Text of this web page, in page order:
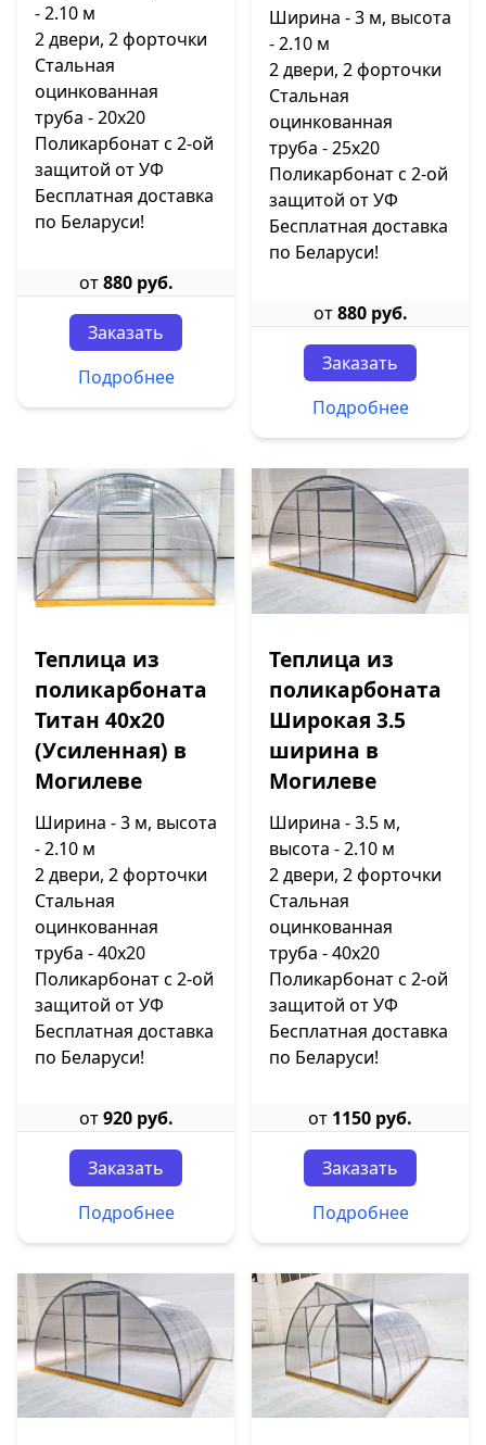
- 2.10 м
2 двери, 2 форточки
Стальная
оцинкованная
труба - 20х20
Поликарбонат с 2-ой
защитой от УФ
Бесплатная доставка
по Беларуси!
от880 руб.
Заказать
Подробнее
Ширина - 3 м, высота
- 2.10 м
2 двери, 2 форточки
Стальная
оцинкованная
труба - 25х20
Поликарбонат с 2-ой
защитой от УФ
Бесплатная доставка
по Беларуси!
от880 руб.
Заказать
Подробнее
Теплица из
поликарбоната
Титан 40х20
(Усиленная) в
Могилеве
Ширина - 3 м, высота
- 2.10 м
2 двери, 2 форточки
Стальная
оцинкованная
труба - 40х20
Поликарбонат с 2-ой
защитой от УФ
Бесплатная доставка
по Беларуси!
от920 руб.
Заказать
Подробнее
Теплица из
поликарбоната
Широкая 3.5
ширина в
Могилеве
Ширина - 3.5 м,
высота - 2.10 м
2 двери, 2 форточки
Стальная
оцинкованная
труба - 40х20
Поликарбонат с 2-ой
защитой от УФ
Бесплатная доставка
по Беларуси!
от 1150 руб.
Заказать
Подробнее